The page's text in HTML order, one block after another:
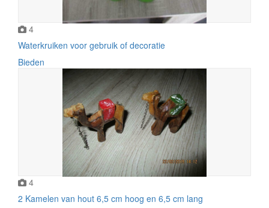
4
Waterkruiken voor gebruik of decoratie
Bieden
4
2 Kamelen van hout 6,5 cm hoog en 6,5 cm lang